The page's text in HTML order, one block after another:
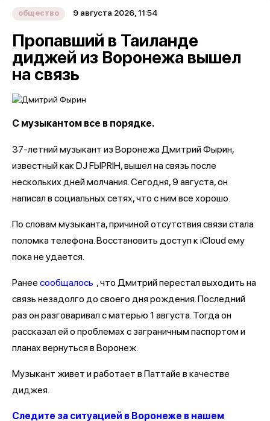
общество 9 августа 2026, 11:54
Пропавший в Таиланде
диджей из Воронежа вышел
на связь
С музыкантом все в порядке.
37-летний музыкант из Воронежа Дмитрий Фырин,
известный как DJ FЫРRIН, вышел на связь после
нескольких дней молчания. Сегодня, 9 августа, он
написал в социальных сетях, что с ним все хорошо.
По словам музыканта, причиной отсутствия связи стала
поломка телефона. Восстановить доступ к iCloud ему
пока не удается.
Ранее сообщалось , что Дмитрий перестал выходить на
связь незадолго до своего дня рождения. Последний
раз он разговаривал с матерью 1 августа. Тогда он
рассказал ей о проблемах с заграничным паспортом и
планах вернуться в Воронеж.
Музыкант живет и работает в Паттайе в качестве
диджея.
Следите за ситуацией в Воронеже в нашем